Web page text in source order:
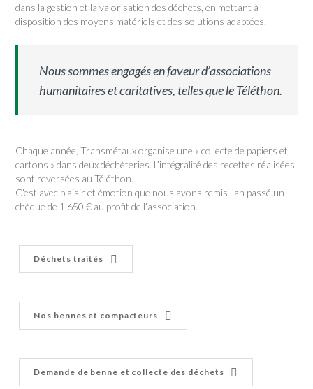
dans la gestion et la valorisation des déchets, en mettant à
disposition des moyens matériels et des solutions adaptées.
Nous sommes engagés en faveur d’associations
humanitaires et caritatives, telles que le Téléthon.
Chaque année, Transmétaux organise une « collecte de papiers et
cartons » dans deux déchèteries. L’intégralité des recettes réalisées
sont reversées au Téléthon.
C’est avec plaisir et émotion que nous avons remis l’an passé un
chèque de 1 650 € au profit de l’association.
Déchets traités
Nos bennes et compacteurs
Demande de benne et collecte des déchets